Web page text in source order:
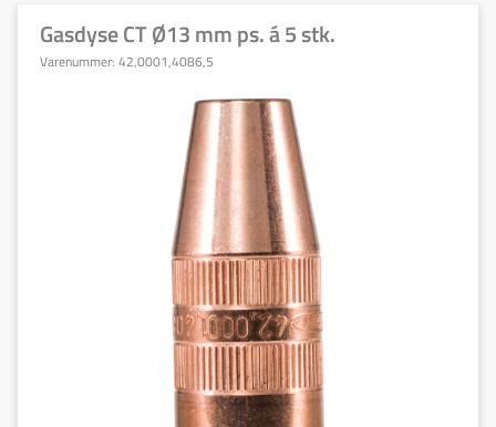
Gasdyse CT Ø13 mm ps. á 5 stk.
Varenummer: 42,0001,4086,5